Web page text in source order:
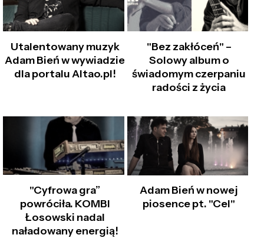
Utalentowany muzyk
Adam Bień w wywiadzie
dla portalu Altao.pl!
"Bez zakłóceń" –
Solowy album o
świadomym czerpaniu
radości z życia
"Cyfrowa gra”
powróciła. KOMBI
Łosowski nadal
naładowany energią!
Adam Bień w nowej
piosence pt. "Cel"